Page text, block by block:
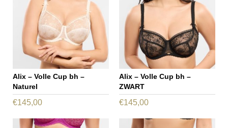
NIEUWS
CONTACT
meerdere
variaties.
Deze
optie
kan
gekozen
variaties.
Deze
optie
kan
gekozen
worden
Alix – Volle Cup bh –
Naturel
€145,00
Alix – Volle Cup bh –
ZWART
€145,00